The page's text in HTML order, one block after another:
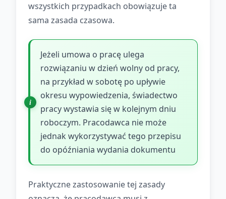
wszystkich przypadkach obowiązuje ta
sama zasada czasowa.
Jeżeli umowa o pracę ulega
rozwiązaniu w dzień wolny od pracy,
na przykład w sobotę po upływie
okresu wypowiedzenia, świadectwo
pracy wystawia się w kolejnym dniu
roboczym. Pracodawca nie może
jednak wykorzystywać tego przepisu
do opóźniania wydania dokumentu
Praktyczne zastosowanie tej zasady